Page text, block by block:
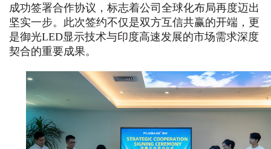
成功签署合作协议，标志着公司全球化布局再度迈出
坚实一步。此次签约不仅是双方互信共赢的开端，更
是御光LED显示技术与印度高速发展的市场需求深度
契合的重要成果。